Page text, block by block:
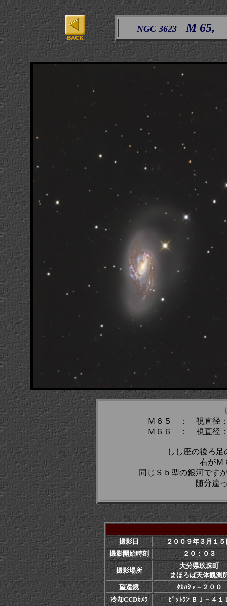
NGC 3623M 65,
Ｍ６５ ： 視直径
Ｍ６６ ： 視直径
しし座の後ろ
右がＭ
同じＳｂ型の銀河です
随分違
撮影日
２００９年３月１５
撮影開始時刻
２０：０３
撮影場所
大分県玖珠町
まほろば天体観測
望遠鏡
ﾀｶﾊｼ ε－２００
冷却CCDｶﾒﾗ
ﾋﾞｯﾄﾗﾝ ＢＪ－４１